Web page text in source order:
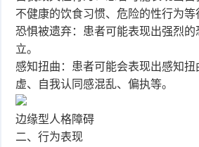
不健康的饮食习惯、危险的性行为等
恐惧被遗弃：患者可能表现出强烈
立。
感知扭曲：患者可能会表现出感知
虚、自我认同感混乱、偏执等。
边缘型人格障碍
二、行为表现